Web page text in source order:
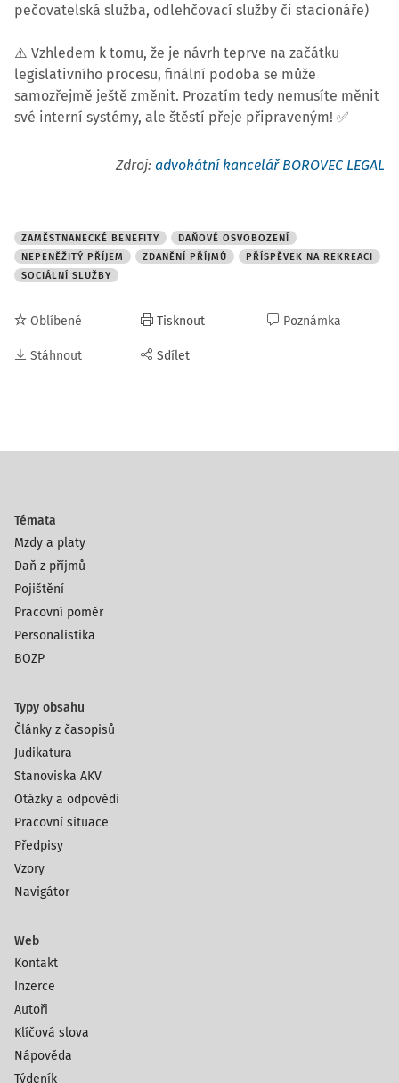
pečovatelská služba, odlehčovací služby či stacionáře)
⚠️ Vzhledem k tomu, že je návrh teprve na začátku
legislativního procesu, finální podoba se může
samozřejmě ještě změnit. Prozatím tedy nemusíte měnit
své interní systémy, ale štěstí přeje připraveným! ✅
Zdroj: advokátní kancelář BOROVEC LEGAL
ZAMĚSTNANECKÉ BENEFITY
DAŇOVÉ OSVOBOZENÍ
NEPENĚŽITÝ PŘÍJEM
ZDANĚNÍ PŘÍJMŮ
PŘÍSPĚVEK NA REKREACI
SOCIÁLNÍ SLUŽBY
Oblíbené
Stáhnout
Tisknout
Sdílet
Poznámka
Témata
Mzdy a platy
Daň z příjmů
Pojištění
Pracovní poměr
Personalistika
BOZP
Typy obsahu
Články z časopisů
Judikatura
Stanoviska AKV
Otázky a odpovědi
Pracovní situace
Předpisy
Vzory
Navigátor
Web
Kontakt
Inzerce
Autoři
Klíčová slova
Nápověda
Týdeník